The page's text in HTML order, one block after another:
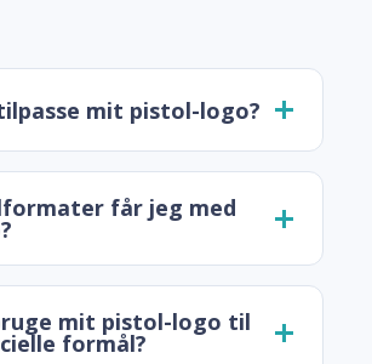
mit pistol-logo?
får jeg med
mit pistol-logo til
formål?